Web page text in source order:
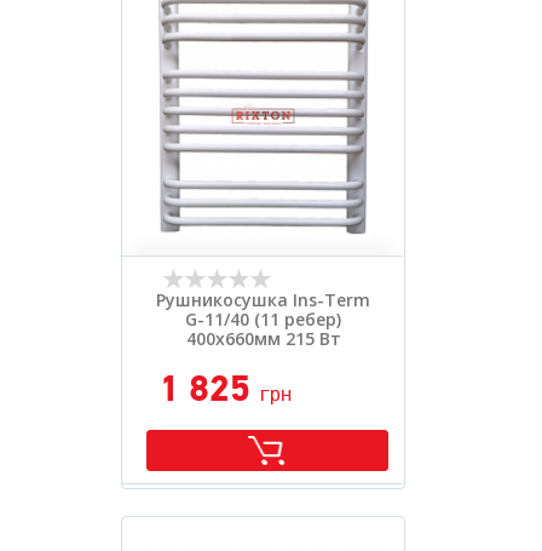
Рушникосушка Ins-Term
G-11/40 (11 ребер)
400х660мм 215 Вт
1 825 грн